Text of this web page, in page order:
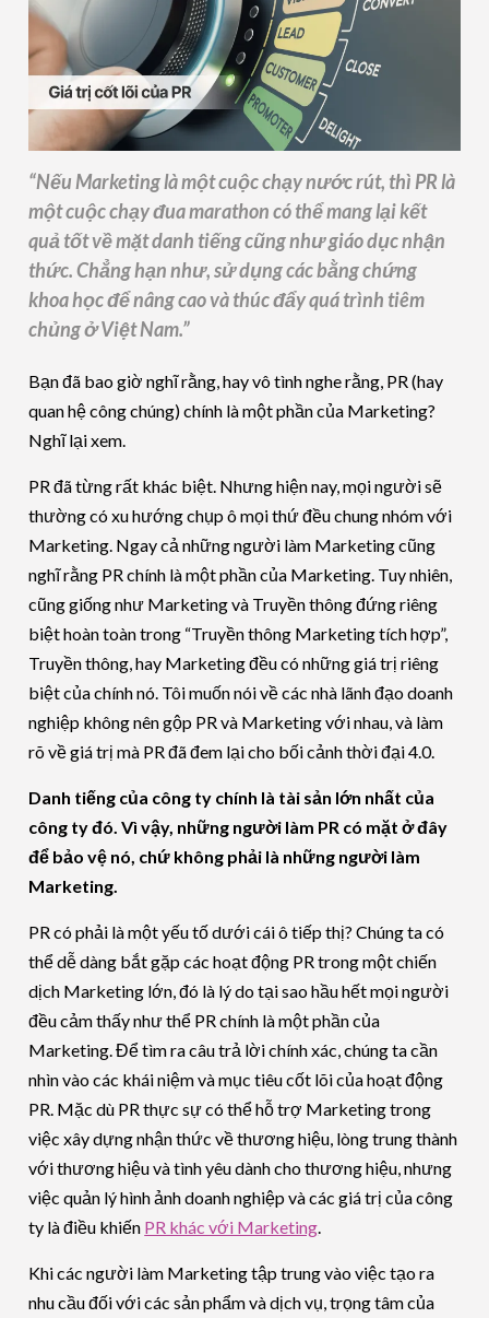
“Nếu Marketing là một cuộc chạy nước rút, thì PR là
một cuộc chạy đua marathon có thể mang lại kết
quả tốt về mặt danh tiếng cũng như giáo dục nhận
thức. Chẳng hạn như, sử dụng các bằng chứng
khoa học để nâng cao và thúc đẩy quá trình tiêm
chủng ở Việt Nam.”
Bạn đã bao giờ nghĩ rằng, hay vô tình nghe rằng, PR (hay
quan hệ công chúng) chính là một phần của Marketing?
Nghĩ lại xem.
PR đã từng rất khác biệt. Nhưng hiện nay, mọi người sẽ
thường có xu hướng chụp ô mọi thứ đều chung nhóm với
Marketing. Ngay cả những người làm Marketing cũng
nghĩ rằng PR chính là một phần của Marketing. Tuy nhiên,
cũng giống như Marketing và Truyền thông đứng riêng
biệt hoàn toàn trong “Truyền thông Marketing tích hợp”,
Truyền thông, hay Marketing đều có những giá trị riêng
biệt của chính nó. Tôi muốn nói về các nhà lãnh đạo doanh
nghiệp không nên gộp PR và Marketing với nhau, và làm
rõ về giá trị mà PR đã đem lại cho bối cảnh thời đại 4.0.
Danh tiếng của công ty chính là tài sản lớn nhất của
công ty đó. Vì vậy, những người làm PR có mặt ở đây
để bảo vệ nó, chứ không phải là những người làm
Marketing.
PR có phải là một yếu tố dưới cái ô tiếp thị? Chúng ta có
thể dễ dàng bắt gặp các hoạt động PR trong một chiến
dịch Marketing lớn, đó là lý do tại sao hầu hết mọi người
đều cảm thấy như thể PR chính là một phần của
Marketing. Để tìm ra câu trả lời chính xác, chúng ta cần
nhìn vào các khái niệm và mục tiêu cốt lõi của hoạt động
PR. Mặc dù PR thực sự có thể hỗ trợ Marketing trong
việc xây dựng nhận thức về thương hiệu, lòng trung thành
với thương hiệu và tình yêu dành cho thương hiệu, nhưng
việc quản lý hình ảnh doanh nghiệp và các giá trị của công
ty là điều khiến PR khác với Marketing
Khi các người làm Marketing tập trung vào việc tạo ra
nhu cầu đối với các sản phẩm và dịch vụ, trọng tâm của